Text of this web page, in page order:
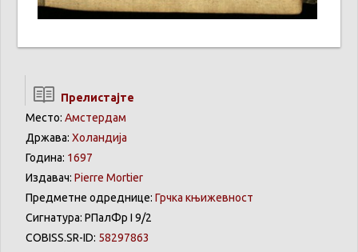
Прелистајте
Место: Амстердам
Држава: Холандија
Година: 1697
Издавач: Pierre Mortier
Предметне одреднице: Грчка књижевност
Сигнатура: РПалФр I 9/2
COBISS.SR-ID: 58297863